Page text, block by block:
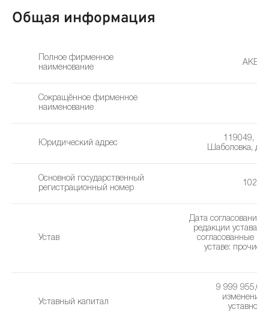
Общая информация
Полное фирменное
наименование
АКБ
Сокращённое фирменное
наименование
Юридический адрес
119049, г.
Шаболовка, д.
Основной государственный
регистрационный номер
Устав
Дата согласования
редакции устава:
cогласованные
уставe: прочие
Уставный капитал
9 999 955,00
изменения
уставного